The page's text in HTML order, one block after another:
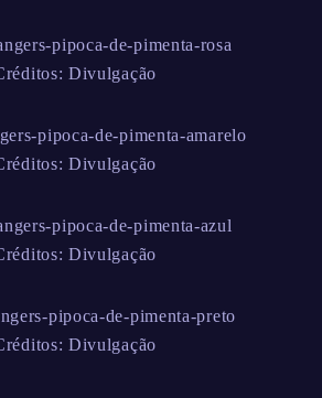
Divulgação
Divulgação
Divulgação
Divulgação